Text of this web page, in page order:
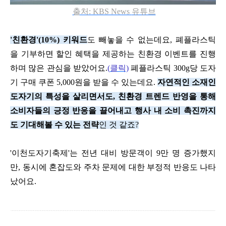
출처: KBS News 유튜브
'친환경'(10%) 키워드도 빼놓을 수 없는데요,폐플라스틱
을 기부하면 할인 혜택을 제공하는 친환경 이벤트를 진행
하며 많은 관심을 받았어요.(클릭) 폐플라스틱 300g당 도자
기 구매 쿠폰 5,000원을 받을 수 있는데요. 자연적인 소재인
도자기의 특성을 살리면서도, 친환경 트렌드 반영을 통해
소비자들의 긍정 반응을 끌어내고 행사 내 소비 촉진까지
도 기대해볼 수 있는 전략인 것 같죠?
'이천도자기축제 '는 전년 대비 방문객이 9만 명 증가했지
만, 동시에 혼잡도와 주차 문제에 대한 부정적 반응도 나타
났어요.